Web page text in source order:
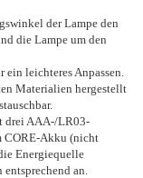
der Lampe den
die Lampe um den
leichteres Anpassen.
Materialien hergestellt
drei AAA-/LR03-
CORE-Akku (nicht
Energiequelle
an.